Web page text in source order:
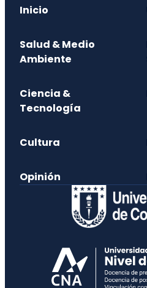
Inicio
Salud & Medio
Ambiente
Ciencia &
Tecnología
Cultura
Opinión